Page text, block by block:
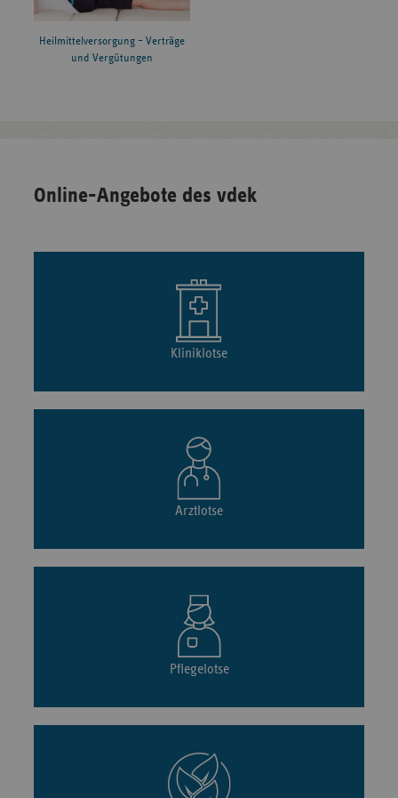
Heilmittelversorgung – Verträge
und Vergütungen
Online-Angebote des vdek
Kliniklotse
Arztlotse
Pflegelotse